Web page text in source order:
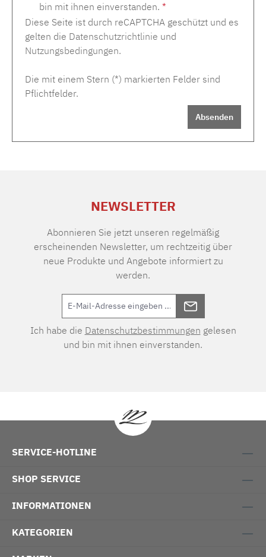
bin mit ihnen einverstanden. *
Diese Seite ist durch reCAPTCHA geschützt und es
gelten die Datenschutzrichtlinie und
Nutzungsbedingungen.
Die mit einem Stern (*) markierten Felder sind
Pflichtfelder.
Absenden
NEWSLETTER
Abonnieren Sie jetzt unseren regelmäßig
erscheinenden Newsletter, um rechtzeitig über
neue Produkte und Angebote informiert zu
werden.
Ich habe die Datenschutzbestimmungen gelesen
und bin mit ihnen einverstanden.
SERVICE-HOTLINE
SHOP SERVICE
INFORMATIONEN
KATEGORIEN